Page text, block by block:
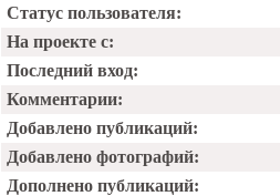
Статус пользователя:
На проекте с:
Последний вход:
Комментарии:
Добавлено публикаций:
Добавлено фотографий:
Дополнено публикаций: